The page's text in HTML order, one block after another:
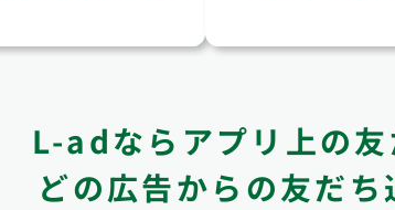
L-adならアプリ上の
どの広告からの友だち